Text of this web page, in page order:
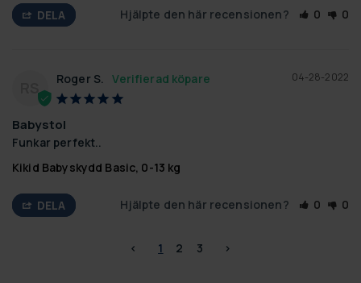
DELA Hjälpte den här recensionen? 0 0
RS
04-28-2022
Roger S.
Babystol
Funkar perfekt..
Kikid Babyskydd Basic, 0-13 kg
DELA Hjälpte den här recensionen? 0 0
< 1 2 3 >